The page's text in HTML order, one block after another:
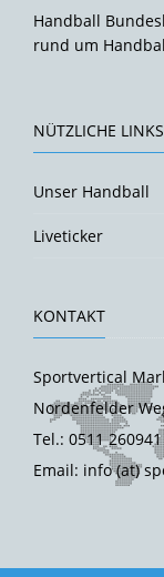
Handball
rund um
NÜTZLICHE LINKS
Unser Handball
Liveticker
KONTAKT
Sportvertical
Nordenfelder
Tel.: 0511
Email: info (at)